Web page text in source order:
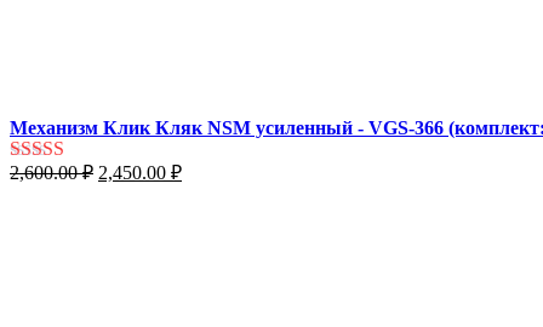
Механизм Клик Кляк NSM усиленный - VGS-366
Оценка5.00
2,600.00₽ Первоначальная
2,450.00 ₽Текущая